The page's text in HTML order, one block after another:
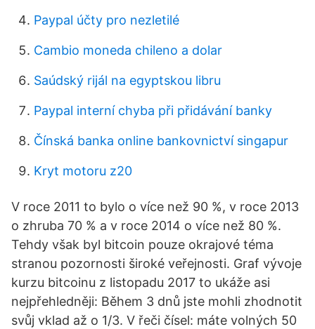
Paypal účty pro nezletilé
Cambio moneda chileno a dolar
Saúdský rijál na egyptskou libru
Paypal interní chyba při přidávání banky
Čínská banka online bankovnictví singapur
Kryt motoru z20
V roce 2011 to bylo o více než 90 %, v roce 2013
o zhruba 70 % a v roce 2014 o více než 80 %.
Tehdy však byl bitcoin pouze okrajové téma
stranou pozornosti široké veřejnosti. Graf vývoje
kurzu bitcoinu z listopadu 2017 to ukáže asi
nejpřehledněji: Během 3 dnů jste mohli zhodnotit
svůj vklad až o 1/3. V řeči čísel: máte volných 50